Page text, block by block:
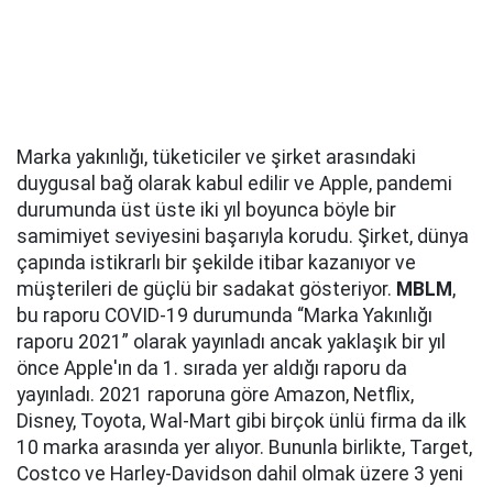
Marka yakınlığı, tüketiciler ve şirket arasındaki
duygusal bağ olarak kabul edilir ve Apple, pandemi
durumunda üst üste iki yıl boyunca böyle bir
samimiyet seviyesini başarıyla korudu. Şirket, dünya
çapında istikrarlı bir şekilde itibar kazanıyor ve
müşterileri de güçlü bir sadakat gösteriyor. MBLM ,
bu raporu COVID-19 durumunda “Marka Yakınlığı
raporu 2021” olarak yayınladı ancak yaklaşık bir yıl
önce Apple'ın da 1. sırada yer aldığı raporu da
yayınladı. 2021 raporuna göre Amazon, Netflix,
Disney, Toyota, Wal-Mart gibi birçok ünlü firma da ilk
10 marka arasında yer alıyor. Bununla birlikte, Target,
Costco ve Harley-Davidson dahil olmak üzere 3 yeni